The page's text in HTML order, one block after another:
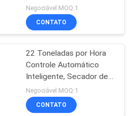
portátil de
24
secagem de baixo custo,
Máquina de secagem
agrícola
Negociável MOQ:1
CONTATO
22 Toneladas por Hora
Controle Automático
Inteligente, Secador de
Fluxo Misto de Secagem
a Baixa Temperatura.
Negociável MOQ:1
CONTATO